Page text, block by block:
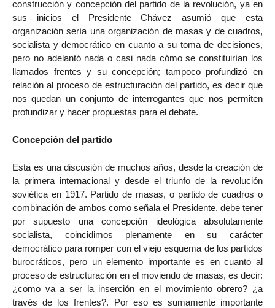
construcción y concepción del partido de la revolución, ya en
sus inicios el Presidente Chávez asumió que esta
organización sería una organización de masas y de cuadros,
socialista y democrático en cuanto a su toma de decisiones,
pero no adelantó nada o casi nada cómo se constituirían los
llamados frentes y su concepción; tampoco profundizó en
relación al proceso de estructuración del partido, es decir que
nos quedan un conjunto de interrogantes que nos permiten
profundizar y hacer propuestas para el debate.
Concepción del partido
Esta es una discusión de muchos años, desde la creación de
la primera internacional y desde el triunfo de la revolución
soviética en 1917. Partido de masas, o partido de cuadros o
combinación de ambos como señala el Presidente, debe tener
por supuesto una concepción ideológica absolutamente
socialista, coincidimos plenamente en su carácter
democrático para romper con el viejo esquema de los partidos
burocráticos, pero un elemento importante es en cuanto al
proceso de estructuración en el moviendo de masas, es decir:
¿como va a ser la inserción en el movimiento obrero? ¿a
través de los frentes?. Por eso es sumamente importante